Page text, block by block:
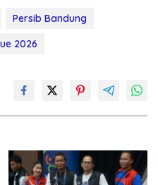
Persib Bandung
2026